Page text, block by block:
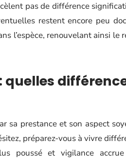
pas de différence
restent encore peu
l’espèce, renouvelant ainsi le
quelles
sa prestance et son aspect
préparez-vous à vivre
poussé et vigilance